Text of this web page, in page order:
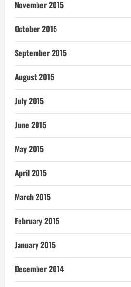
November 2015
October 2015
September 2015
August 2015
July 2015
June 2015
May 2015
April 2015
March 2015
February 2015
January 2015
December 2014